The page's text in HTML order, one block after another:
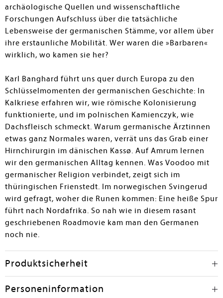
archäologische Quellen und wissenschaftliche
Forschungen Aufschluss über die tatsächliche
Lebensweise der germanischen Stämme, vor allem über
ihre erstaunliche Mobilität. Wer waren die »Barbaren«
wirklich, wo kamen sie her?
Karl Banghard führt uns quer durch Europa zu den
Schlüsselmomenten der germanischen Geschichte: In
Kalkriese erfahren wir, wie römische Kolonisierung
funktionierte, und im polnischen Kamienczyk, wie
Dachsfleisch schmeckt. Warum germanische Ärztinnen
etwas ganz Normales waren, verrät uns das Grab einer
Hirnchirurgin im dänischen Kassø. Auf Amrum lernen
wir den germanischen Alltag kennen. Was Voodoo mit
germanischer Religion verbindet, zeigt sich im
thüringischen Frienstedt. Im norwegischen Svingerud
wird gefragt, woher die Runen kommen: Eine heiße Spur
führt nach Nordafrika. So nah wie in diesem rasant
geschriebenen Roadmovie kam man den Germanen
noch nie.
Produktsicherheit
Personeninformation